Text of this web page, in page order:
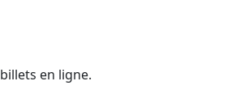
en ligne.